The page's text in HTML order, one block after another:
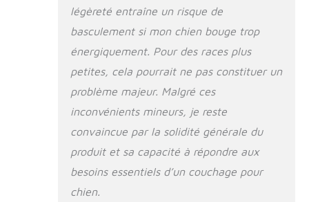
dos du chien de la
de la queue, ajoutez
20 %. Comparer la
mesure obtenue
avec la longueur
interne de la
doublure
DIMENSIONS : Sofà
10 est un panier
pour chiens de taille
moyenne à grande.
légèreté entraîne un risque de
basculement si mon chien bouge trop
énergiquement. Pour des races plus
petites, cela pourrait ne pas constituer un
problème majeur. Malgré ces
inconvénients mineurs, je reste
convaincue par la solidité générale du
produit et sa capacité à répondre aux
besoins essentiels d’un couchage pour
chien.